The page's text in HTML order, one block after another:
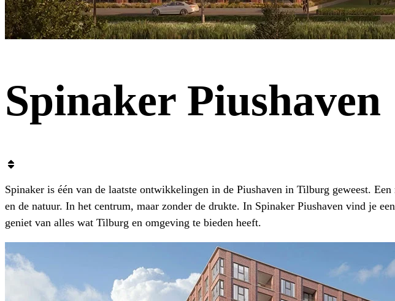
Spinaker Piushaven
Spinaker is één van de laatste ontwikkelingen in de Piushaven in Tilburg geweest.
en de natuur. In het centrum, maar zonder de drukte. In Spinaker Piushaven vind je
geniet van alles wat Tilburg en omgeving te bieden heeft.